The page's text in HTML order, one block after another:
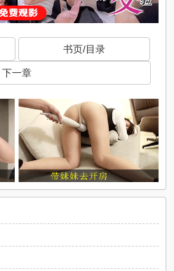
书页/目录
下一章